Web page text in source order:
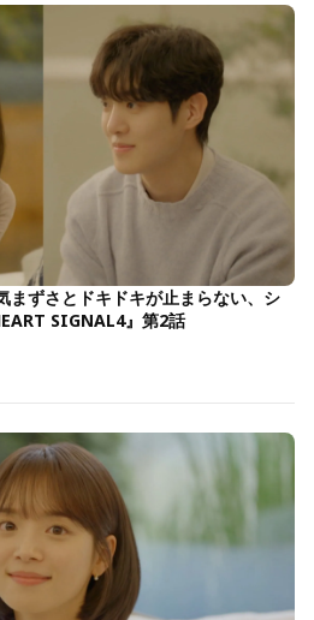
ずさとドキドキが止まらない、シ
SIGNAL4』第2話